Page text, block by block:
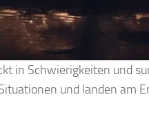
in Schwierigkeiten und
und landen am